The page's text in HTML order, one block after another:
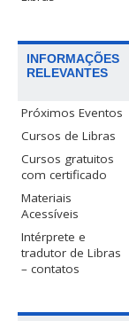
INFORMAÇÕES
RELEVANTES
Próximos Eventos
Cursos de Libras
Cursos gratuitos
com certificado
Materiais
Acessíveis
Intérprete e
tradutor de Libras
– contatos